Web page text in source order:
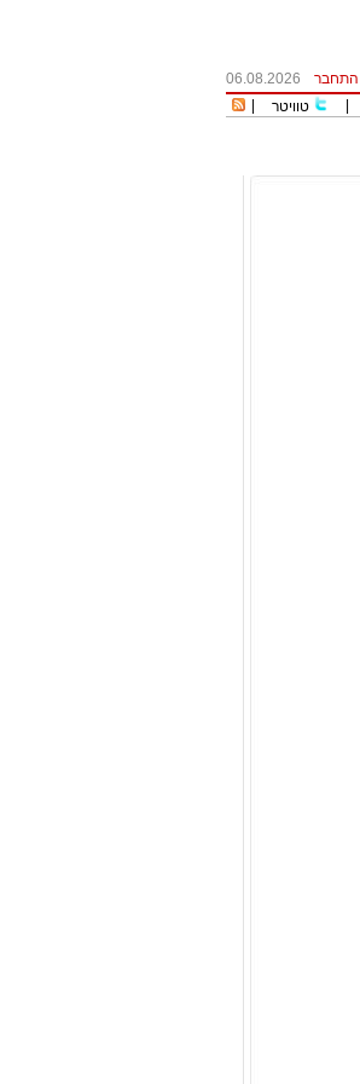
התחבר
06.08.2026
טוויטר